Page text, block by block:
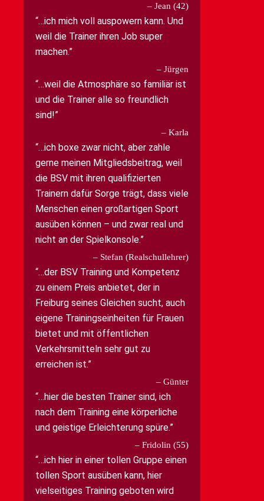
Jean (42)
…ich mich voll auspowern kann. Und
weil die Trainer ihren Job super
machen.
Jürgen
…weil die Atmosphäre so familiär ist
und die Trainer alle so freundlich
sind!
Karla
…ich boxe zwar nicht, aber zahle
gerne meinen Mitgliedsbeitrag, weil
die BSV mit ihren qualifizierten
Trainern dafür Sorge trägt, dass viele
Menschen einen großartigen Sport
ausüben können – und zwar real und
nicht an der Spielkonsole.
Stefan (Realschullehrer)
…der BSV Training und Kompetenz
zu einem Preis anbietet, der in
Freiburg seines Gleichen sucht, auch
eigene Trainingseinheiten für Frauen
bietet und mit öffentlichen
Verkehrsmitteln sehr gut zu
erreichen ist.
Günter
…hier die besten Trainer sind, ich
nach dem Training eine körperliche
und geistige Erleichterung spüre.
Fridolin (55)
…ich hier in einer tollen Gruppe einen
tollen Sport ausüben kann, hier
vielseitiges Training geboten wird